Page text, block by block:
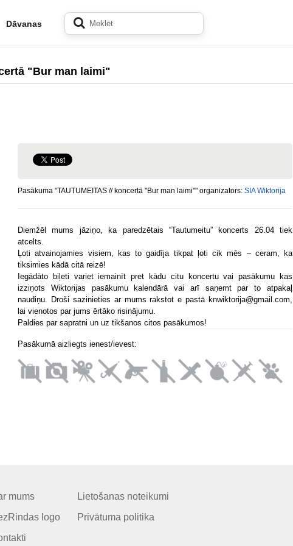
Dāvanas
"Bur man laimi"
Pasākuma "TAUTUMEITAS // koncertā "Bur man laimi"" organizators: SIA Wiktorija
Diemžēl mums jāziņo, ka paredzētais “Tautumeitu” koncerts 26.04 tiek
atcelts.
Ļoti atvainojamies visiem, kas to gaidīja tikpat ļoti cik mēs – ceram, ka
tiksimies kādā citā reizē!
Iegādāto biļeti variet iemainīt pret kādu citu koncertu vai pasākumu kas
izziņots Wiktorijas pasākumu kalendārā vai arī saņemt par to atpakaļ
naudiņu. Droši sazinieties ar mums rakstot e pastā knwiktorija@gmail.com,
lai vienotos par jums ērtāko risinājumu.
Paldies par sapratni un uz tikšanos citos pasākumos!
Pasākumā aizliegts ienest/ievest:
mums
logo
Lietošanas noteikumi
Privātuma politika